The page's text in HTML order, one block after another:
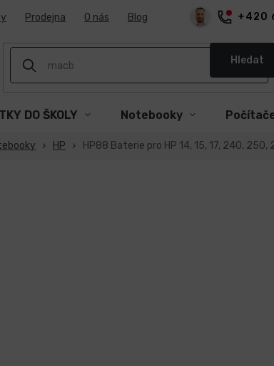
+420
Prodejna O nás Blog
Hledat
DO ŠKOLY Notebooky
HP HP88 Baterie pro HP 14, 15, 17, 240, 250,